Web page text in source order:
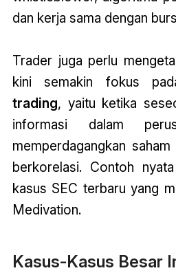
dan kerja sama dengan
Trader juga perlu
kini semakin fokus
trading, yaitu ketika
informasi dalam
memperdagangkan
berkorelasi. Contoh
kasus SEC terbaru yang
Medivation.
Kasus-Kasus Besar